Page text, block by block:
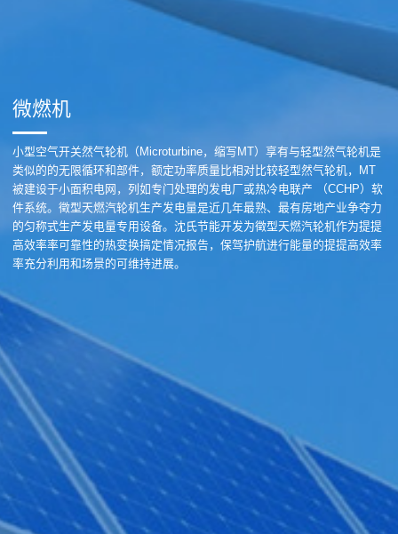
微燃机
小型空气开关然气轮机（Microturbine，缩写MT）享有与轻型然气轮机是
类似的的无限循环和部件，额定功率质量比相对比较轻型然气轮机，MT
被建设于小面积电网，列如专门处理的发电厂或热冷电联产 （CCHP）软
件系统。徵型天燃汽轮机生产发电量是近几年最熟、最有房地产业争夺力
的匀称式生产发电量专用设备。沈氏节能开发为徵型天燃汽轮机作为提提
高效率率可靠性的热变换搞定情况报告，保驾护航进行能量的提提高效率
率充分利用和场景的可维持进展。